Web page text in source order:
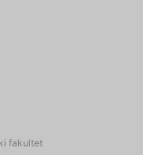
fakultet